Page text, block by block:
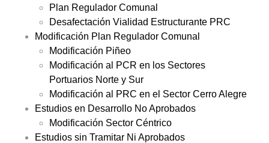
Plan Regulador Comunal
Desafectación Vialidad Estructurante PRC
Modificación Plan Regulador Comunal
Modificación Piñeo
Modificación al PCR en los Sectores
Portuarios Norte y Sur
Modificación al PRC en el Sector Cerro Alegre
Estudios en Desarrollo No Aprobados
Modificación Sector Céntrico
Estudios sin Tramitar Ni Aprobados